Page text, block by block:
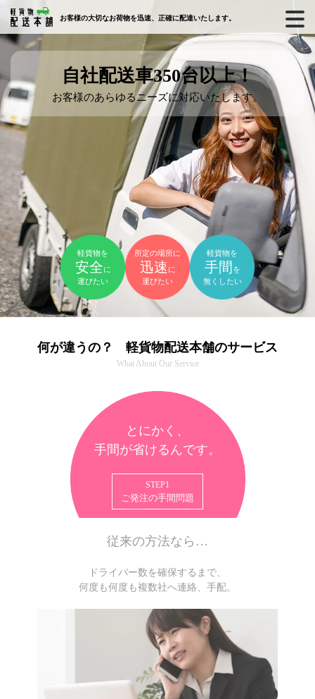
お客様の大切なお荷物を迅速、正確に配達いたします。
自社配送車350台以上！
お客様のあらゆるニーズに対応いたします。
軽貨物を
安全に
運びたい
所定の場所に
迅速 に
運びたい
軽貨物を
手間 を
無くしたい
何が違うの？ 軽貨物配送本舗のサービス
What About Our Service
とにかく、
手間が省けるんです。
STEP1
ご発注の手間問題
従来の方法なら…
ドライバー数を確保するまで、
何度も何度も複数社へ連絡、手配。